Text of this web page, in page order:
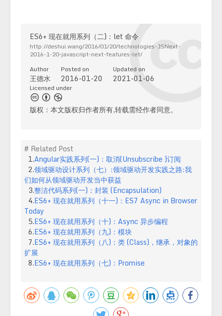
ES6+ 现在就用系列（二)：let 命令
http://deshui.wang/2016/01/20/technologies-JSNext-
2016-1-20-javascript-next-features-let/
Author
王德水
Posted on
2016-01-20
Updated on
2021-01-06
Licensed under
版权：本文版权归作者所有,转载需经作者同意。
# Related Post
1.Angular实践系列(一)：取消(Unsubscribe )订阅
2.领域驱动设计系列（七）:领域驱动开发实践之路:我
们如何从领域驱动开发当中获益
3.整洁代码系列(一)：封装 (Encapsulation)
4.ES6+ 现在就用系列（十一)：ES7 Async in Browser
Today
5.ES6+ 现在就用系列（十)：Async 异步编程
6.ES6+ 现在就用系列（九)：模块
7.ES6+ 现在就用系列（八)：类 (Class)，继承，对象的
扩展
8.ES6+ 现在就用系列（七)：Promise